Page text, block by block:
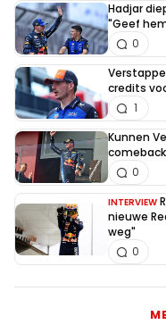
Hadjar
"Geef
0
credits
1
Kunnen
0
INTERVIEW
nieuwe
weg"
0